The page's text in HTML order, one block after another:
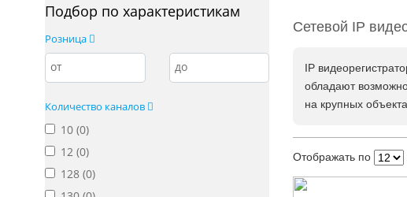
Подбор по характеристикам
Розница
от до
Количество каналов
10 (0)
12 (0)
128 (0)
Сетевой IP
IP
обладают
на крупных
Отображать по